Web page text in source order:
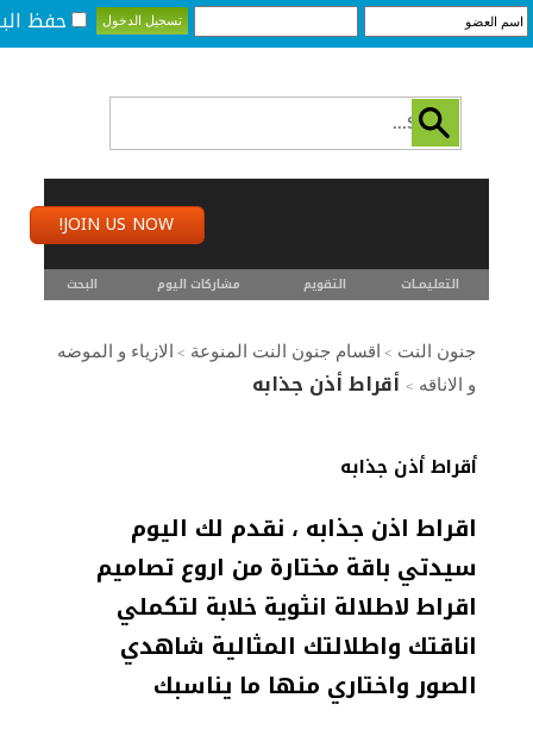
حفظ
JOIN US NOW!
التعليمـــات التقويم مشاركات اليوم البحث
جنون النت > اقسام جنون النت المنوعة >
الازياء و الموضه
و الاناقه > أقراط أذن جذابه
أقراط أذن جذابه
اقراط اذن جذابه ، نقدم لك اليوم
سيدتي باقة مختارة من اروع تصاميم
اقراط لاطلالة انثوية خلابة لتكملي
اناقتك واطلالتك المثالية شاهدي
الصور واختاري منها ما يناسبك